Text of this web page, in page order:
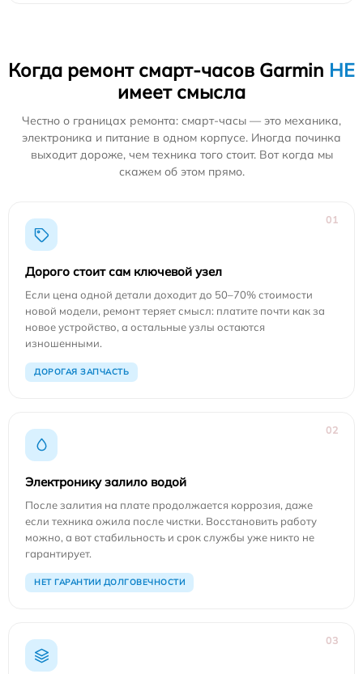
Когда ремонт смарт-часов Garmin НЕ
имеет смысла
Честно о границах ремонта: смарт-часы — это механика,
электроника и питание в одном корпусе. Иногда починка
выходит дороже, чем техника того стоит. Вот когда мы
скажем об этом прямо.
01
Дорого стоит сам ключевой узел
Если цена одной детали доходит до 50–70% стоимости
новой модели, ремонт теряет смысл: платите почти как за
новое устройство, а остальные узлы остаются
изношенными.
ДОРОГАЯ ЗАПЧАСТЬ
02
Электронику залило водой
После залития на плате продолжается коррозия, даже
если техника ожила после чистки. Восстановить работу
можно, а вот стабильность и срок службы уже никто не
гарантирует.
НЕТ ГАРАНТИИ ДОЛГОВЕЧНОСТИ
03